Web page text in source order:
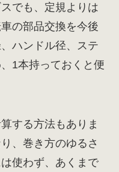
でも、定規よりは
の部品交換を今後
ハンドル径、ステ
1本持っておくと便
する方法もありま
、巻き方のゆるさ
使わず、あくまで